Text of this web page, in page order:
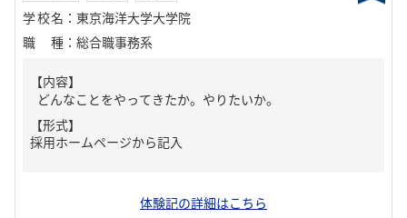
学校名 ： 東京海洋大学大学院
職種 ： 総合職事務系
【内容】
どんなことをやってきたか。やりたいか。
【形式】
採用ホームページから記入
体験記の詳細はこちら